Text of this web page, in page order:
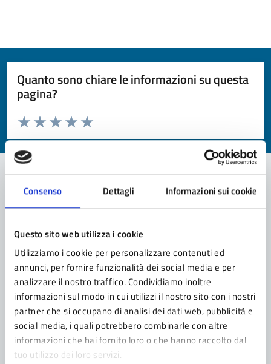
Consenso Dettagli Informazioni sui cookie
Questo sito web utilizza i cookie
Utilizziamo i cookie per personalizzare contenuti ed
annunci, per fornire funzionalità dei social media e per
analizzare il nostro traffico. Condividiamo inoltre
informazioni sul modo in cui utilizzi il nostro sito con i nostri
partner che si occupano di analisi dei dati web, pubblicità e
social media, i quali potrebbero combinarle con altre
informazioni che hai fornito loro o che hanno raccolto dal
tuo utilizzo dei loro servizi.
Quanto sono chiare le informazioni su questa
pagina?
Valuta da 1 a 5 stelle la pagina
Valuta 5 stelle su 5
Valuta 4 stelle su 5
Valuta 3 stelle su 5
Valuta 2 stelle su 5
Valuta 1 stelle su 5
Contatta il comune
Leggi le domande frequenti
Richiedi assistenza
Prenota appuntamento
Problemi in città
Segnala disservizio